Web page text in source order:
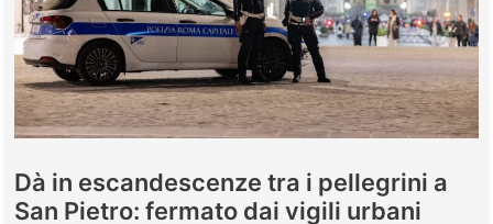
Dà in escandescenze tra i pellegrini a
San Pietro: fermato dai vigili urbani